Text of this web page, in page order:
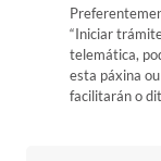
“Iniciar
telemática,
esta páxina
facilitarán o